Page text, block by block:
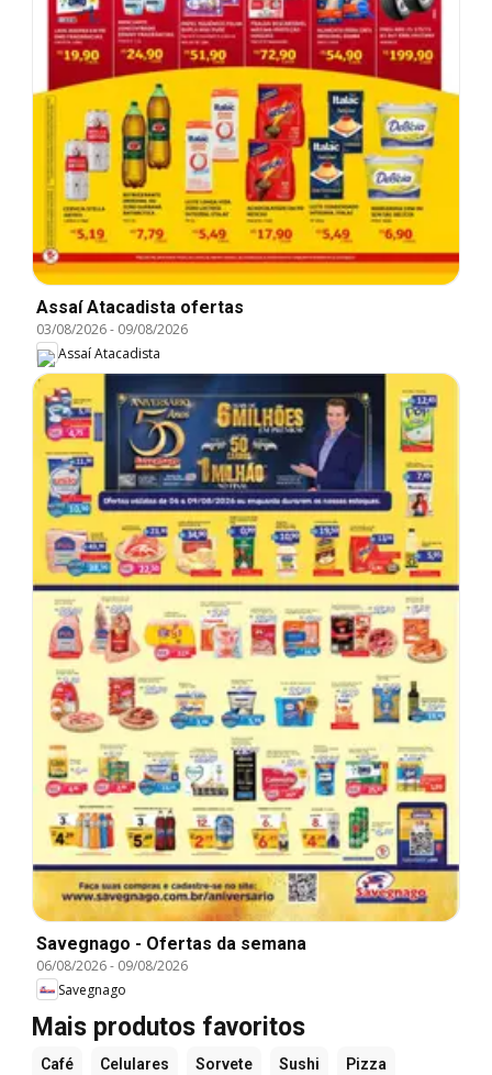
Assaí Atacadista ofertas
03/08/2026- 09/08/2026
Assaí Atacadista
Savegnago - Ofertas da semana
06/08/2026- 09/08/2026
Savegnago
Mais produtos favoritos
Café Celulares Sorvete Sushi Pizza